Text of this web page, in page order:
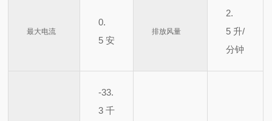
最大电流
0.
5 安
排放风量
2.
5 升/
分钟
-33.
3 千